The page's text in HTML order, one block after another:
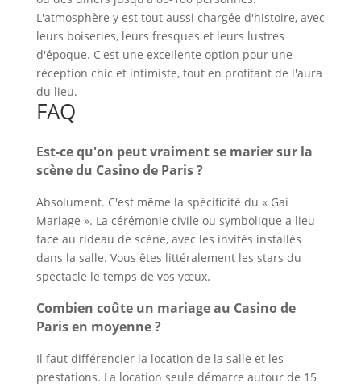
L'atmosphère y est tout aussi chargée d'histoire, avec
leurs boiseries, leurs fresques et leurs lustres
d'époque. C'est une excellente option pour une
réception chic et intimiste, tout en profitant de l'aura
du lieu.
FAQ
Est-ce qu'on peut vraiment se marier sur la
scène du Casino de Paris ?
Absolument. C'est même la spécificité du « Gai
Mariage ». La cérémonie civile ou symbolique a lieu
face au rideau de scène, avec les invités installés
dans la salle. Vous êtes littéralement les stars du
spectacle le temps de vos vœux.
Combien coûte un mariage au Casino de
Paris en moyenne ?
Il faut différencier la location de la salle et les
prestations. La location seule démarre autour de 15